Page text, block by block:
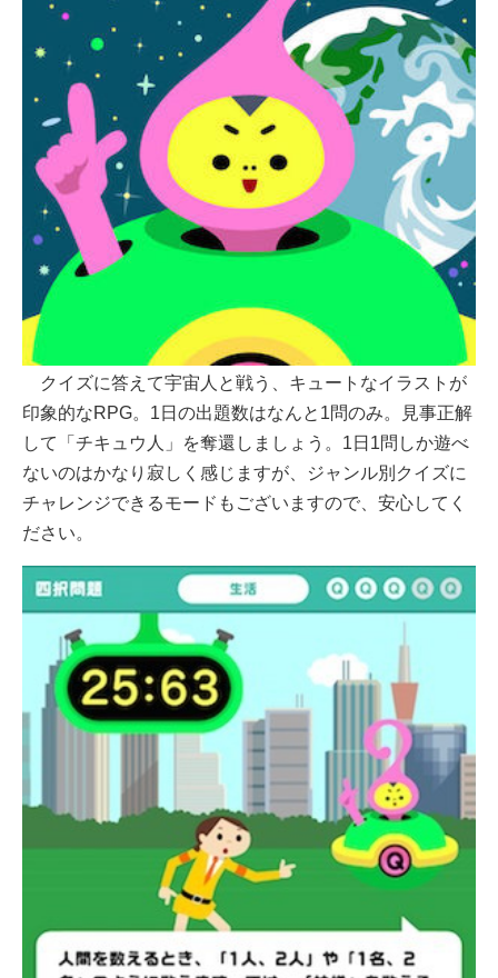
クイズに答えて宇宙人と戦う、キュートなイラストが
印象的なRPG。1日の出題数はなんと1問のみ。見事正解
して「チキュウ人」を奪還しましょう。1日1問しか遊べ
ないのはかなり寂しく感じますが、ジャンル別クイズに
チャレンジできるモードもございますので、安心してく
ださい。